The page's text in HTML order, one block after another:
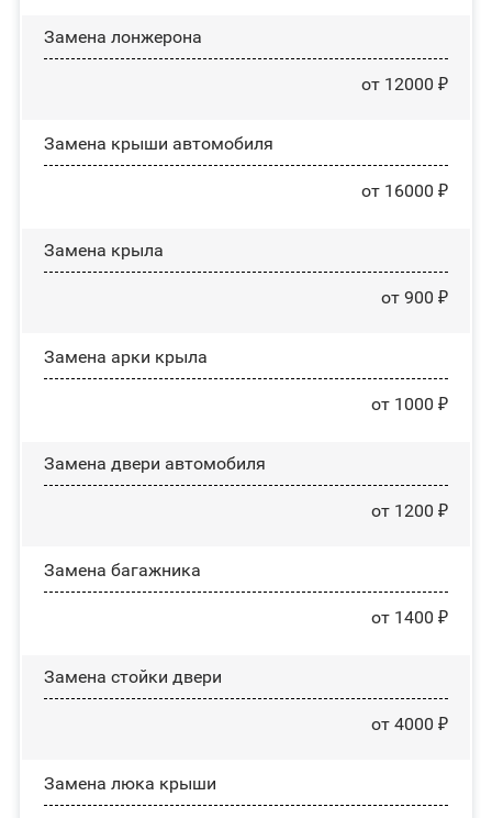
Замена лонжерона
от 12000 ₽
Замена крыши автомобиля
от 16000 ₽
Замена крыла
от 900 ₽
Замена арки крыла
от 1000 ₽
Замена двери автомобиля
от 1200 ₽
Замена багажника
от 1400 ₽
Зaмeнa cтoйĸи двepи
от 4000 ₽
Зaмeнa люĸa ĸpыши